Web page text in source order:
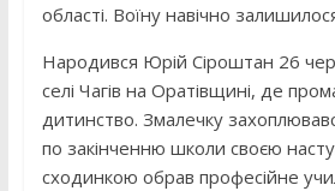
області. Воїну навічно
Народився Юрій Сіроштан 26
селі Чагів на Оратівщині, де
дитинство. Змалечку
по закінченню школи своєю
сходинкою обрав професійне